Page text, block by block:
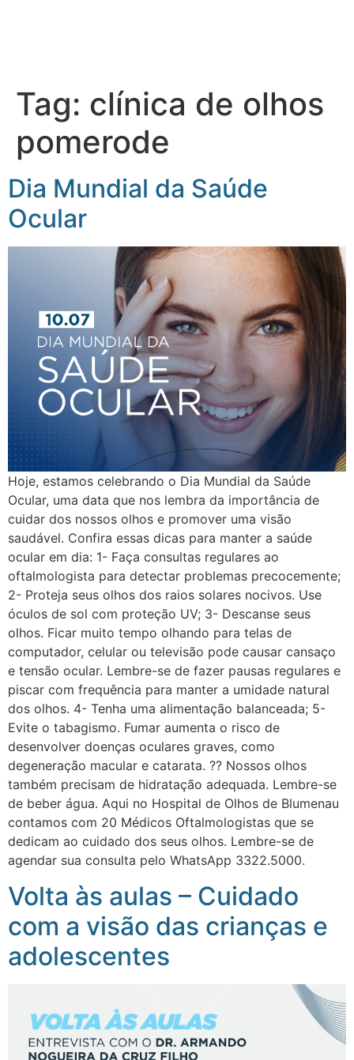
Tag: clínica de olhos
pomerode
Dia Mundial da Saúde
Ocular
Hoje, estamos celebrando o Dia Mundial da Saúde
Ocular, uma data que nos lembra da importância de
cuidar dos nossos olhos e promover uma visão
saudável. Confira essas dicas para manter a saúde
ocular em dia: 1️- Faça consultas regulares ao
oftalmologista para detectar problemas precocemente;
2️- Proteja seus olhos dos raios solares nocivos. Use
óculos de sol com proteção UV; 3️- Descanse seus
olhos. Ficar muito tempo olhando para telas de
computador, celular ou televisão pode causar cansaço
e tensão ocular. Lembre-se de fazer pausas regulares e
piscar com frequência para manter a umidade natural
dos olhos. 4️- Tenha uma alimentação balanceada; 5️-
Evite o tabagismo. Fumar aumenta o risco de
desenvolver doenças oculares graves, como
degeneração macular e catarata. ?? Nossos olhos
também precisam de hidratação adequada. Lembre-se
de beber água. Aqui no Hospital de Olhos de Blumenau
contamos com 20 Médicos Oftalmologistas que se
dedicam ao cuidado dos seus olhos. Lembre-se de
agendar sua consulta pelo WhatsApp 3322.5000.
Volta às aulas – Cuidado
com a visão das crianças e
adolescentes